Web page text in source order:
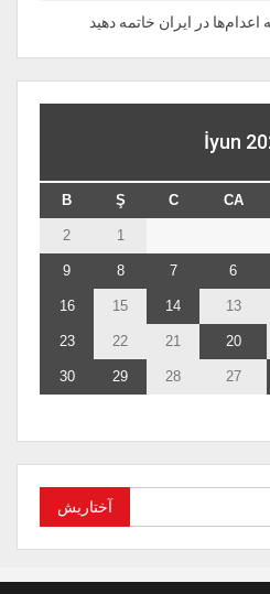
در ایران خاتمه دهید
İyun
CA
C
Ş
B
13
14
15
16
20
21
22
23
27
28
29
30